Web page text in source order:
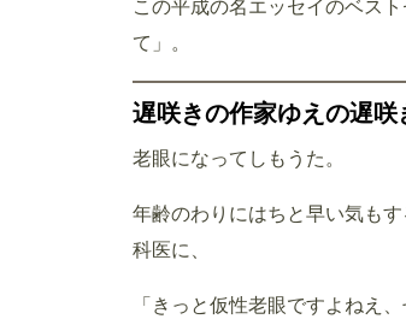
この平成の名エッセイのベス
て」。
遅咲きの作家ゆえの遅咲
老眼になってしもうた。
年齢のわりにはちと早い気も
科医に、
「きっと仮性老眼ですよねえ